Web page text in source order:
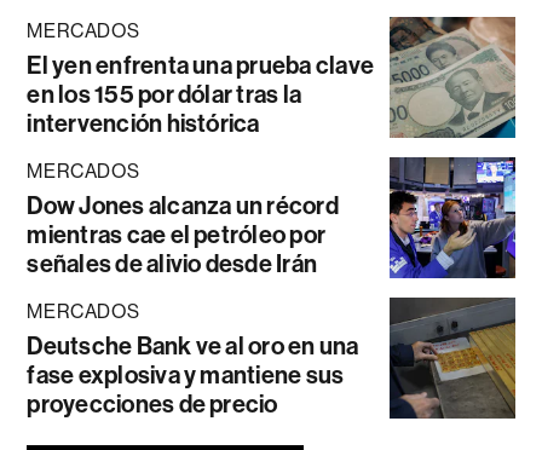
MERCADOS
El yen enfrenta una prueba clave
en los 155 por dólar tras la
intervención histórica
MERCADOS
Dow Jones alcanza un récord
mientras cae el petróleo por
señales de alivio desde Irán
MERCADOS
Deutsche Bank ve al oro en una
fase explosiva y mantiene sus
proyecciones de precio